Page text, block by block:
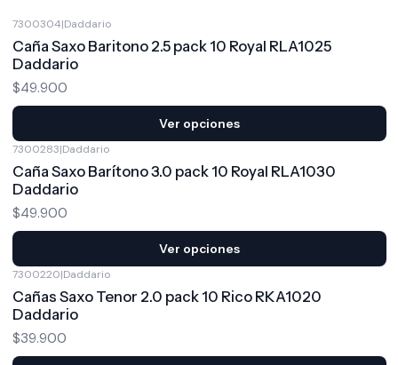
7300304|Daddario
Caña Saxo Baritono 2.5 pack 10 Royal RLA1025
Daddario
$49.900
Ver opciones
7300283|Daddario
Caña Saxo Barítono 3.0 pack 10 Royal RLA1030
Daddario
$49.900
Ver opciones
7300220|Daddario
Cañas Saxo Tenor 2.0 pack 10 Rico RKA1020
Daddario
$39.900